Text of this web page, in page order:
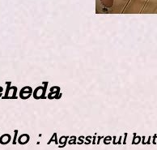
: Agassireul